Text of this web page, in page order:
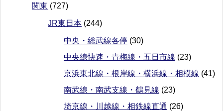
関東 (727)
JR東日本 (244)
中央・総武線各停 (30)
中央線快速・青梅線・五日市線 (23)
京浜東北線・根岸線・横浜線・相模線 (41)
南武線・南武支線・鶴見線 (23)
埼京線・川越線・相鉄線直通 (26)